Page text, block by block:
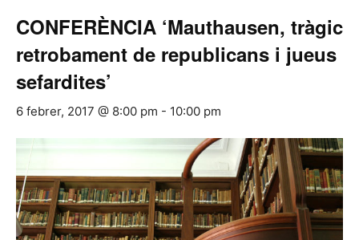
CONFERÈNCIA ‘Mauthausen, tràgic
retrobament de republicans i jueus
sefardites’
6 febrer, 2017 @ 8:00 pm - 10:00 pm